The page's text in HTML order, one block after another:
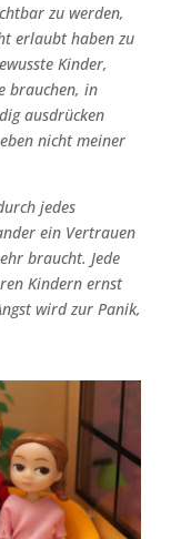
zu werden,
erlaubt haben zu
Kinder,
brauchen, in
ausdrücken
nicht meiner
jedes
ein Vertrauen
braucht. Jede
Kindern ernst
wird zur Panik,